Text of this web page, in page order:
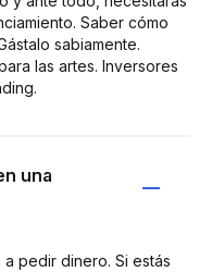
Saber cómo
sabiamente.
las artes. Inversores
una
pedir dinero. Si estás